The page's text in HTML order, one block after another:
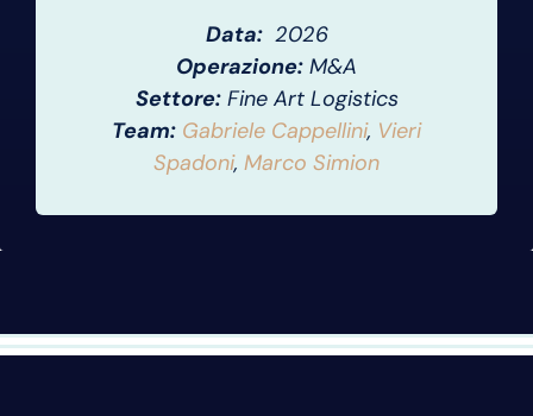
Data: 2026
Operazione: M&A
Settore: Fine Art Logistics
Team: Gabriele Cappellini, Vieri
Spadoni, Marco Simion